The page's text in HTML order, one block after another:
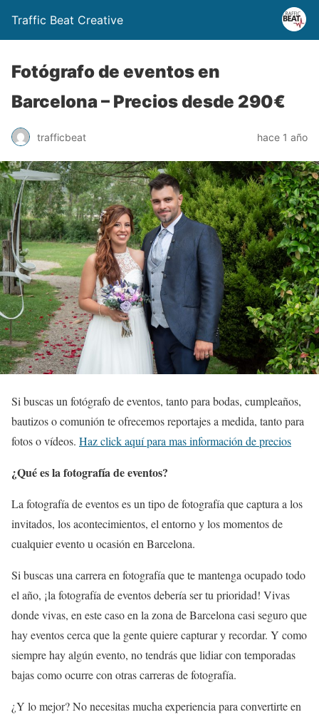
Traffic Beat Creative
Fotógrafo de eventos en
Barcelona – Precios desde 290€
trafficbeat hace 1 año
Si buscas un fotógrafo de eventos, tanto para bodas, cumpleaños,
bautizos o comunión te ofrecemos reportajes a medida, tanto para
fotos o vídeos. Haz click aquí para mas información de precios
¿Qué es la fotografía de eventos?
La fotografía de eventos es un tipo de fotografía que captura a los
invitados, los acontecimientos, el entorno y los momentos de
cualquier evento u ocasión en Barcelona.
Si buscas una carrera en fotografía que te mantenga ocupado todo
el año, ¡la fotografía de eventos debería ser tu prioridad! Vivas
donde vivas, en este caso en la zona de Barcelona casi seguro que
hay eventos cerca que la gente quiere capturar y recordar. Y como
siempre hay algún evento, no tendrás que lidiar con temporadas
bajas como ocurre con otras carreras de fotografía.
¿Y lo mejor? No necesitas mucha experiencia para convertirte en